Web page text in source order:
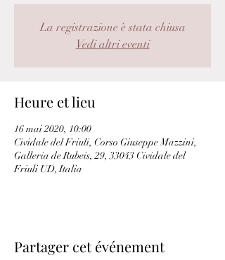
La registrazione è stata chiusa
Vedi altri eventi
Heure et lieu
16 mai 2020, 10:00
Cividale del Friuli, Corso Giuseppe Mazzini,
Galleria de Rubeis, 29, 33043 Cividale del
Friuli UD, Italia
Partager cet événement